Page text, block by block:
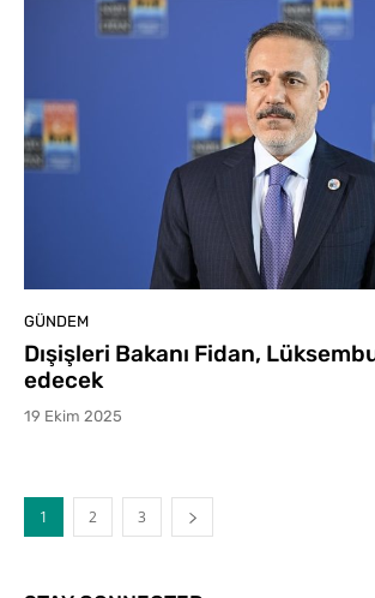
GÜNDEM
Dışişleri Bakanı Fidan,
edecek
19 Ekim 2025
1 2 3